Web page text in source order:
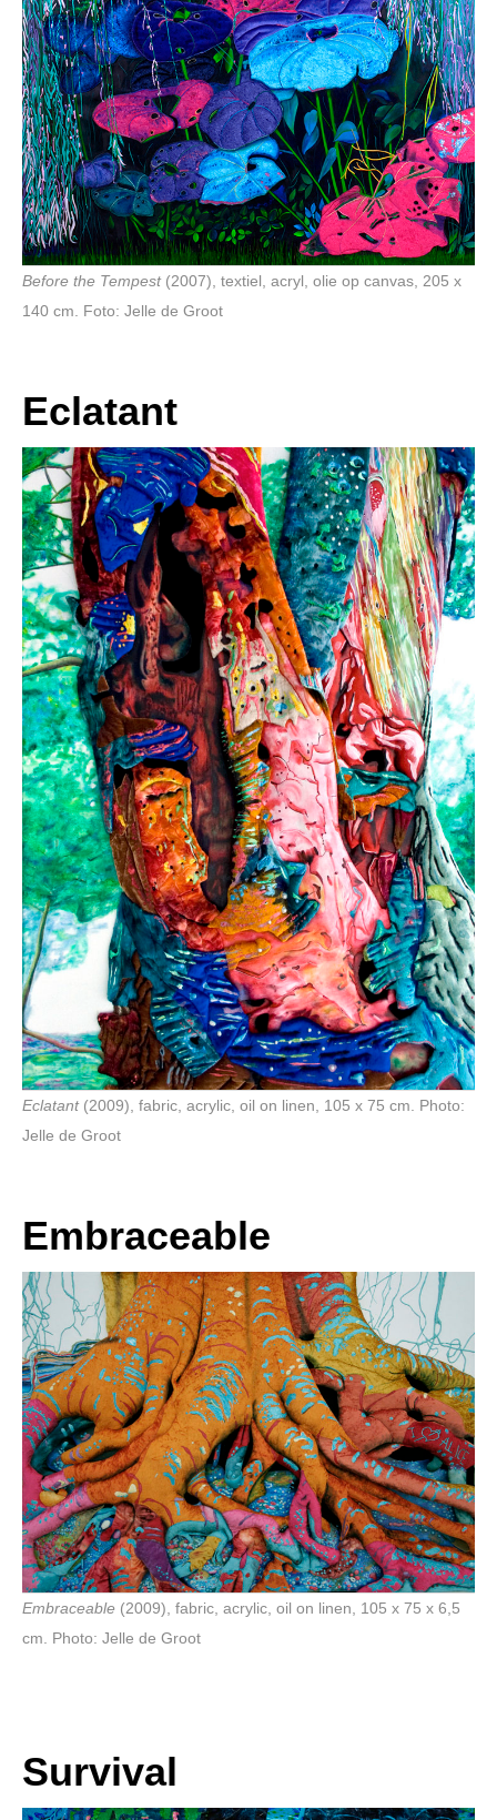
Before the Tempest(2007), textiel, acryl, olie op canvas, 205 x
140 cm. Foto: Jelle de Groot
Eclatant
Eclatant(2009), fabric, acrylic, oil on linen, 105 x 75 cm. Photo:
Jelle de Groot
Embraceable
Embraceable (2009), fabric, acrylic, oil on linen, 105 x 75 x 6,5
cm. Photo: Jelle de Groot
Survival